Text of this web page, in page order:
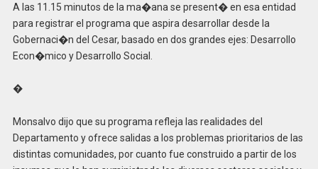
A las 11.15 minutos de la ma�ana se present� en esa entidad
para registrar el programa que aspira desarrollar desde la
Gobernaci�n del Cesar, basado en dos grandes ejes: Desarrollo
Econ�mico y Desarrollo Social.
�
Monsalvo dijo que su programa refleja las realidades del
Departamento y ofrece salidas a los problemas prioritarios de las
distintas comunidades, por cuanto fue construido a partir de los